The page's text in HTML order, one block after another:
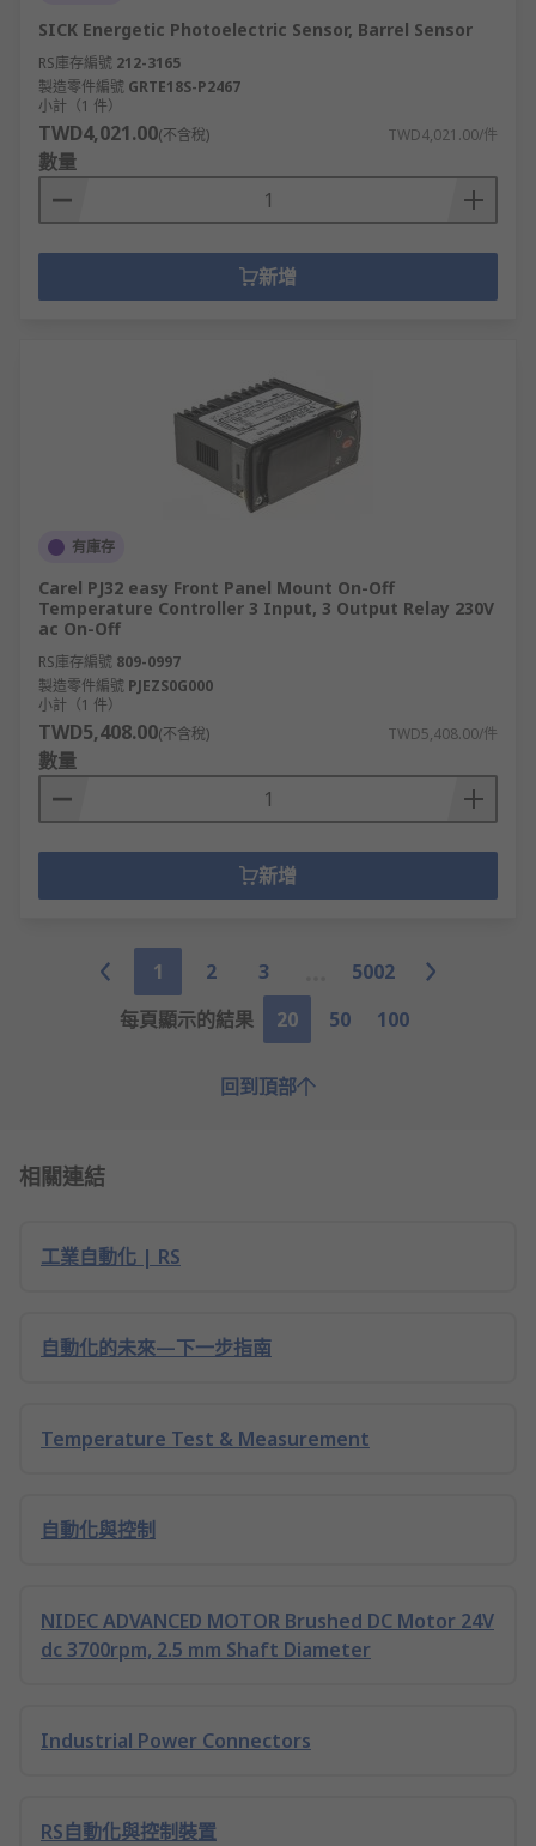
SICK Energetic Photoelectric Sensor, Barrel Sensor
RS庫存編號 212-3165
製造零件編號 GRTE18S-P2467
小計（1 件）
TWD4,021.00(不含稅) TWD4,021.00/件
數量
新增
有庫存
Carel PJ32 easy Front Panel Mount On-Off
Temperature Controller 3 Input, 3 Output Relay 230V
ac On-Off
RS庫存編號 809-0997
製造零件編號 PJEZS0G000
小計（1 件）
TWD5,408.00(不含稅) TWD5,408.00/件
數量
新增
1 2 3
5002
每頁顯示的結果
20 50 100
回到頂部
相關連結
工業自動化 | RS
自動化的未來—下一步指南
Temperature Test & Measurement
自動化與控制
NIDEC ADVANCED MOTOR Brushed DC Motor 24V
dc 3700rpm, 2.5 mm Shaft Diameter
Industrial Power Connectors
RS自動化與控制裝置